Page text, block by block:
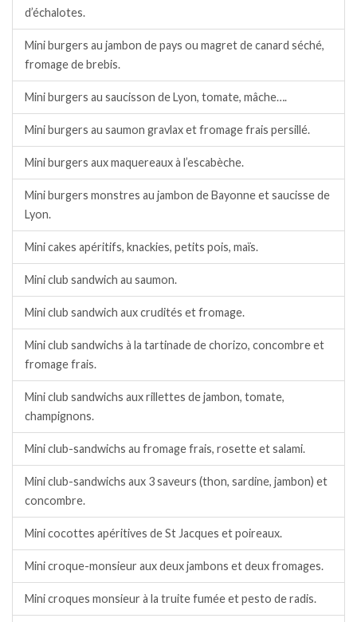
d’échalotes.
Mini burgers au jambon de pays ou magret de canard séché,
fromage de brebis.
Mini burgers au saucisson de Lyon, tomate, mâche….
Mini burgers au saumon gravlax et fromage frais persillé.
Mini burgers aux maquereaux à l’escabèche.
Mini burgers monstres au jambon de Bayonne et saucisse de
Lyon.
Mini cakes apéritifs, knackies, petits pois, maïs.
Mini club sandwich au saumon.
Mini club sandwich aux crudités et fromage.
Mini club sandwichs à la tartinade de chorizo, concombre et
fromage frais.
Mini club sandwichs aux rillettes de jambon, tomate,
champignons.
Mini club-sandwichs au fromage frais, rosette et salami.
Mini club-sandwichs aux 3 saveurs (thon, sardine, jambon) et
concombre.
Mini cocottes apéritives de St Jacques et poireaux.
Mini croque-monsieur aux deux jambons et deux fromages.
Mini croques monsieur à la truite fumée et pesto de radis.